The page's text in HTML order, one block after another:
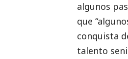
algunos
que
conquista
talento